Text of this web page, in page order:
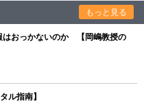
もっと見る
はおっかないのか 【岡嶋教授の
ル指南】